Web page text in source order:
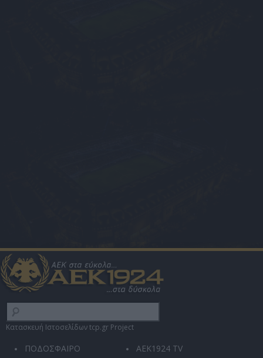
Κατασκευή Ιστοσελίδων tcp.gr Project
ΠΟΔΟΣΦΑΙΡΟ
AEK1924 TV